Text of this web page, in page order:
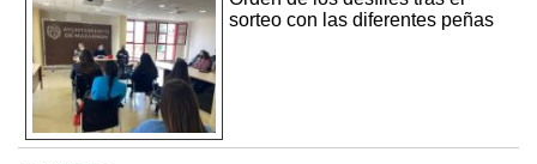
sorteo con las diferentes peñas